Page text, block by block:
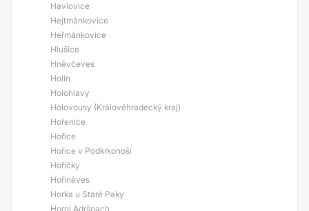
Havlovice
Hejtmánkovice
Heřmánkovice
Hlušice
Hněvčeves
Holín
Holohlavy
Holovousy (Královéhradecký kraj)
Hořenice
Hořice
Hořice v Podkrkonoší
Hořičky
Hořiněves
Horka u Staré Paky
Horní Adršpach